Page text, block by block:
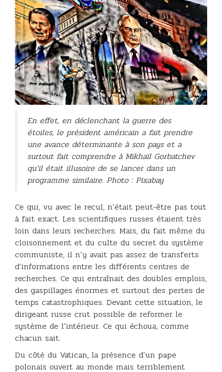
En effet, en déclenchant la guerre des
étoiles, le président américain a fait prendre
une avance déterminante à son pays et a
surtout fait comprendre à Mikhaïl Gorbatchev
qu’il était illusoire de se lancer dans un
programme similaire. Photo : Pixabay
Ce qui, vu avec le recul, n’était peut-être pas tout
à fait exact. Les scientifiques russes étaient très
loin dans leurs recherches. Mais, du fait même du
cloisonnement et du culte du secret du système
communiste, il n’y avait pas assez de transferts
d’informations entre les différents centres de
recherches. Ce qui entraînait des doubles emplois,
des gaspillages énormes et surtout des pertes de
temps catastrophiques. Devant cette situation, le
dirigeant russe crut possible de reformer le
système de l’intérieur. Ce qui échoua, comme
chacun sait.
Du côté du Vatican, la présence d’un pape
polonais ouvert au monde mais terriblement